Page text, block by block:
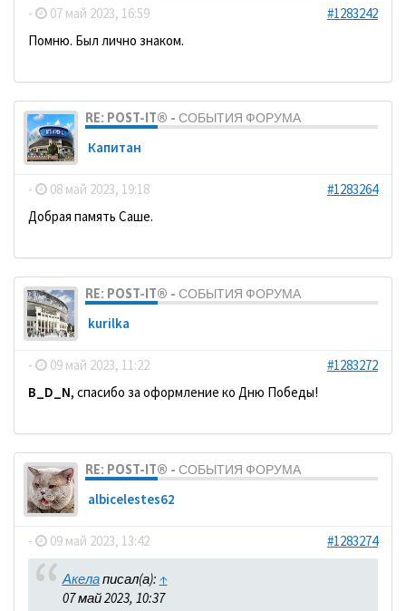
- 07 май 2023, 16:59
#1283242
Помню. Был лично знаком.
RE: POST-IT® - СОБЫТИЯ ФОРУМА
Кaпитaн
- 08 май 2023, 19:18
#1283264
Добрая память Саше.
RE: POST-IT® - СОБЫТИЯ ФОРУМА
kurilka
- 09 май 2023, 11:22
#1283272
B_D_N, спасибо за оформление ко Дню Победы!
RE: POST-IT® - СОБЫТИЯ ФОРУМА
albicelestes62
- 09 май 2023, 13:42 #1283274
Акелаписал(а): ↑
07 май 2023, 10:37